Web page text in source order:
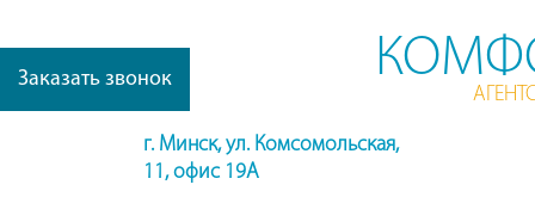
Заказать звонок
г. Минск, ул. Комсомольская,
11, офис 19А